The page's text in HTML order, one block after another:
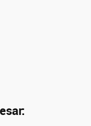
Twitter